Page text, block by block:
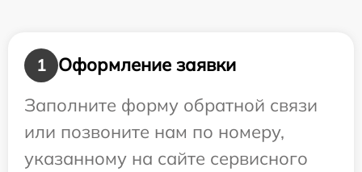
1
Оформление заявки
Заполните форму обратной связи
или позвоните нам по номеру,
указанному на сайте сервисного